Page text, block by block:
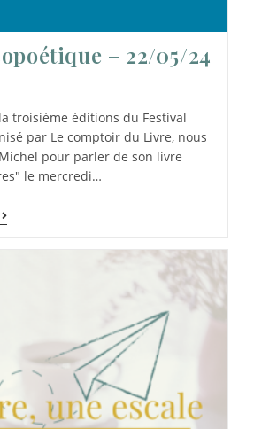
– 22/05/24
troisième éditions du Festival
par Le comptoir du Livre, nous
pour parler de son livre
le mercredi…